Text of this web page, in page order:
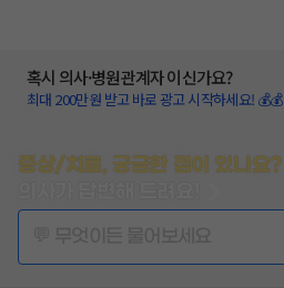
혹시 의사·병원관계자 이신가요?
최대 200만원 받고 바로 광고 시작하세요! 💰💰
증상/치료, 궁금한 점이 있나요?